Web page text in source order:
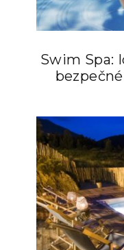
Swim Spa: